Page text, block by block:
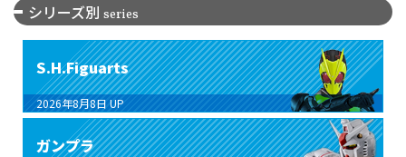
シリーズ別 series
S.H.Figuarts
2026年8月8日 UP
ガンプラ